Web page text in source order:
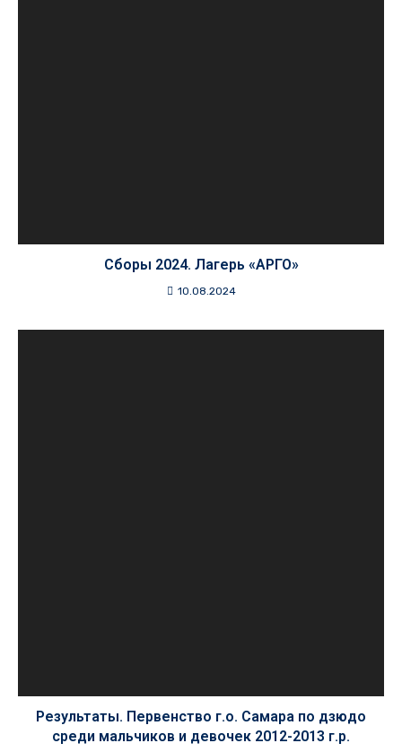
Сборы 2024. Лагерь «АРГО»
10.08.2024
Результаты. Первенство г.о. Самара по дзюдо
среди мальчиков и девочек 2012-2013 г.р.